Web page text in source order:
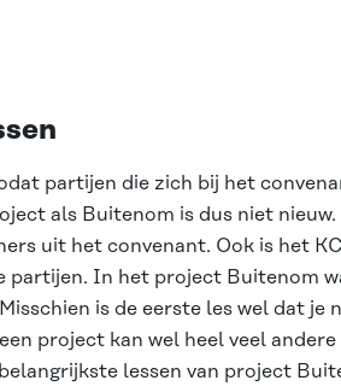
partijen die zich bij het
als Buitenom is dus niet
uit het convenant. Ook is het
partijen. In het project Buitenom
is de eerste les wel dat je
project kan wel heel veel
lessen van project